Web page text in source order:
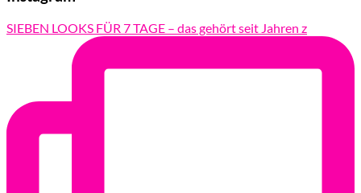
SIEBEN LOOKS FÜR 7 TAGE – das gehört seit Jahren z